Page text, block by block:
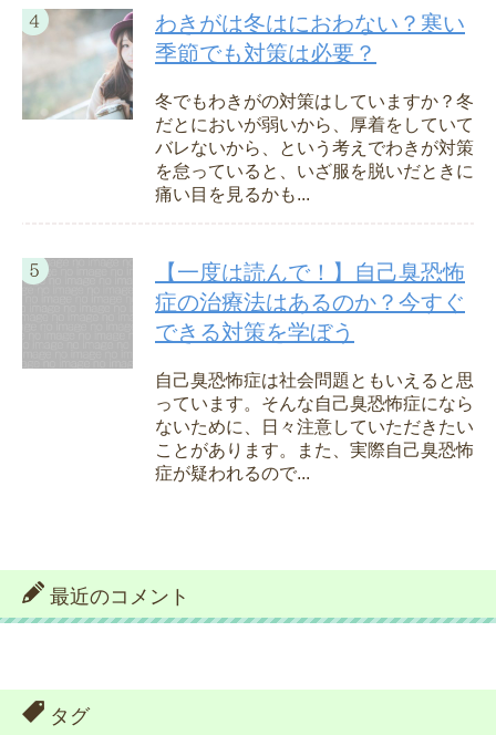
わきがは冬はにおわない？寒い
季節でも対策は必要？
冬でもわきがの対策はしていますか？冬
だとにおいが弱いから、厚着をしていて
バレないから、という考えでわきが対策
を怠っていると、いざ服を脱いだときに
痛い目を見るかも...
【一度は読んで！】自己臭恐怖
症の治療法はあるのか？今すぐ
できる対策を学ぼう
自己臭恐怖症は社会問題ともいえると思
っています。そんな自己臭恐怖症になら
ないために、日々注意していただきたい
ことがあります。また、実際自己臭恐怖
症が疑われるので...
最近のコメント
タグ